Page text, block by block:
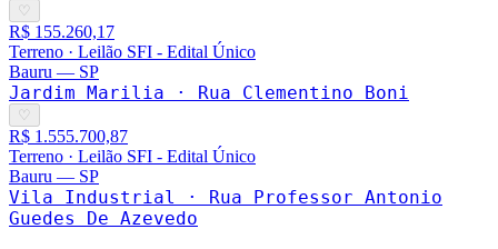
♡
R$ 155.260,17
Terreno · Leilão SFI - Edital Único
Bauru — SP
Jardim Marilia · Rua Clementino Boni
♡
R$ 1.555.700,87
Terreno · Leilão SFI - Edital Único
Bauru — SP
Vila Industrial · Rua Professor Antonio
Guedes De Azevedo